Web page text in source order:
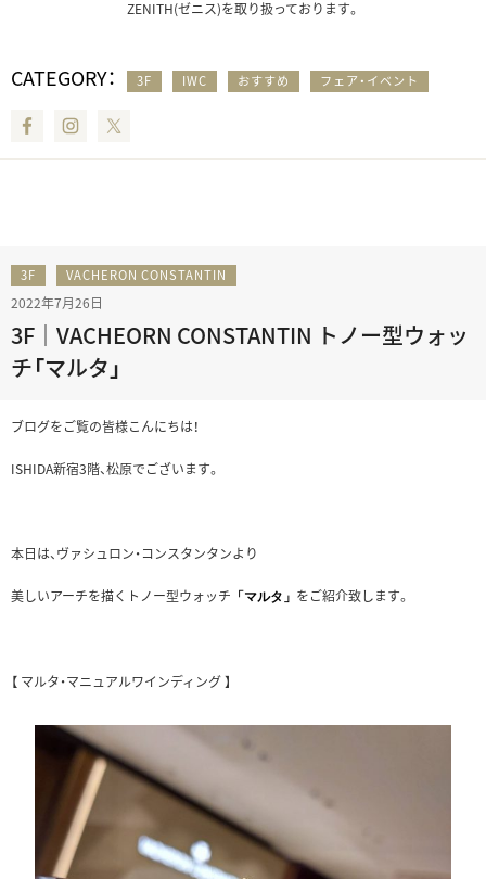
ZENITH(ゼニス)を取り扱っております。
CATEGORY： 3F IWC おすすめ フェア・イベント
FacebookInstagram
3F VACHERON CONSTANTIN
2022年7月26日
3F｜VACHEORN CONSTANTIN トノー型ウォッ
チ「マルタ」
ブログをご覧の皆様こんにちは！
ISHIDA新宿3階、松原でございます。
本日は、ヴァシュロン・コンスタンタンより
美しいアーチを描くトノー型ウォッチ 「マルタ」 をご紹介致します。
【 マルタ・マニュアルワインディング 】